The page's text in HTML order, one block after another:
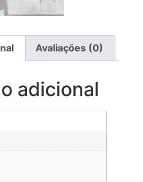
Avaliações (0)
adicional